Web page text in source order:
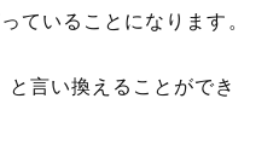
ていることになります。
と言い換えることができ